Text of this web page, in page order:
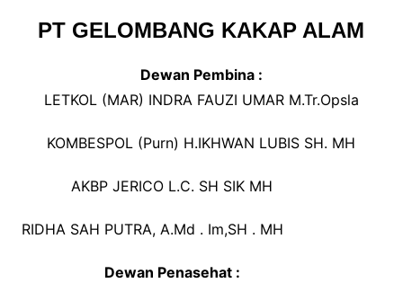
PT GELOMBANG KAKAP ALAM
Dewan Pembina :
LETKOL (MAR) INDRA FAUZI UMAR M.Tr.Opsla
KOMBESPOL (Purn) H.IKHWAN LUBIS SH. MH
AKBP JERICO L.C. SH SIK MH
RIDHA SAH PUTRA, A.Md . Im,SH . MH
Dewan Penasehat :